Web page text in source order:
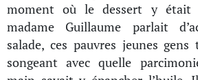
moment où le dessert y était
madame Guillaume parlait
salade, ces pauvres jeunes
songeant avec quelle